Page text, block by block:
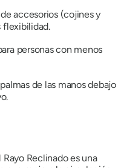
accesorios (cojines y
flexibilidad.
personas con menos
de las manos debajo
Rayo Reclinado es una